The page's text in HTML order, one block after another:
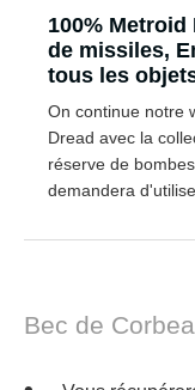
100% Metroid
de missiles,
tous les
On continue notre
Dread avec la
réserve de
demandera
Bec de